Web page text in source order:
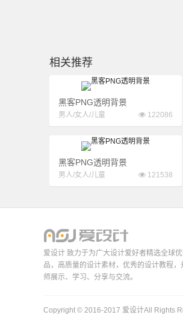
相关推荐
黑客PNG透明背景
男人/女人/儿童 122086
黑客PNG透明背景
男人/女人/儿童 121538
爱设计 致力于为广大设计爱好者精选全球
品，高质量的设计素材，优秀的设计教程，
师展示、学习、分享与交流。
Copyright © 2016-2017 爱设计All Rights